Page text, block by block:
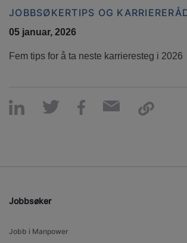
JOBBSØKERTIPS OG
05 januar, 2026
Fem tips for å ta neste karrieresteg i 2026
Jobbsøker
Jobb i Manpower